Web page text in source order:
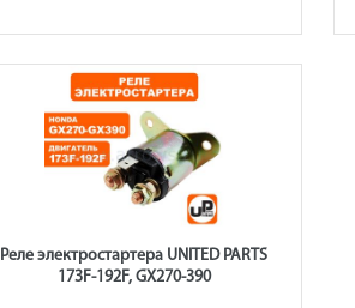
Реле электростартера UNITED PARTS
173F-192F, GX270-390